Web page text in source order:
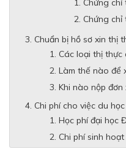
Chứng
Chứng chỉ
Chuẩn bị hồ sơ xin thị
Các loại thị thực
Làm thế nào để
Khi nào nộp
Chi phí cho việc du
Học phí đại học
Chi phí sinh